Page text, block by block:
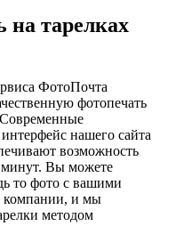
на тарелках
ФотоПочта
фотопечать
Современные
нашего сайта
возможность
минут. Вы можете
то фото с вашими
компании, и мы
методом